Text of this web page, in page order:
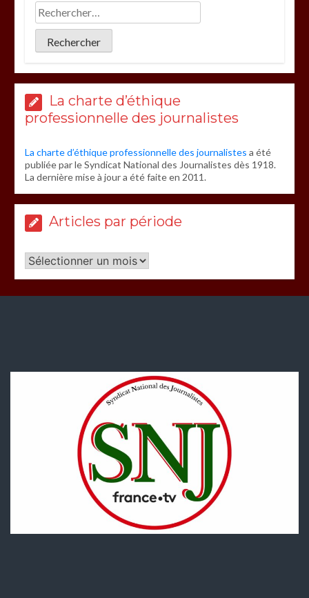
La charte d’éthique
professionnelle des journalistes
La charte d’éthique professionnelle des journalistes a été
publiée par le Syndicat National des Journalistes dès 1918.
La dernière mise à jour a été faite en 2011.
Articles par période
Articles
par
période